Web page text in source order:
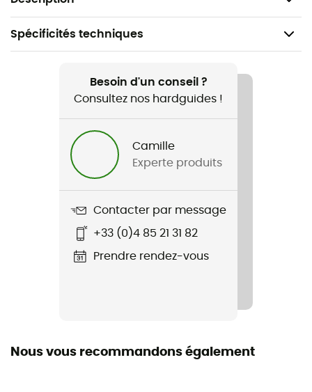
Spécificités techniques
Homme / Femme
Nom du produit
Tectal Race MIPS
Technologies utilisées
Besoin d'un conseil ?
Consultez nos hardguides !
Camille
Experte produits
Contacter par message
+33 (0)4 85 21 31 82
Prendre rendez-vous
Nous vous recommandons également